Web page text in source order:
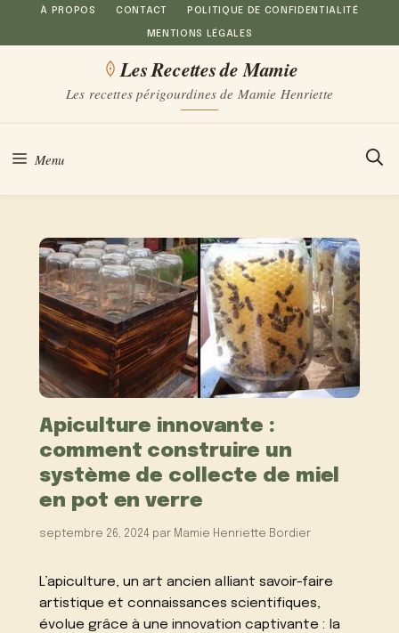
Aller
au
À PROPOS CONTACT POLITIQUE DE CONFIDENTIALITÉ
MENTIONS LÉGALES
Les Recettes de Mamie
Les recettes périgourdines de Mamie Henriette
Menu
Apiculture innovante :
comment construire un
système de collecte de miel
en pot en verre
septembre 26, 2024 par Mamie Henriette Bordier
L’apiculture, un art ancien alliant savoir-faire
artistique et connaissances scientifiques,
évolue grâce à une innovation captivante : la